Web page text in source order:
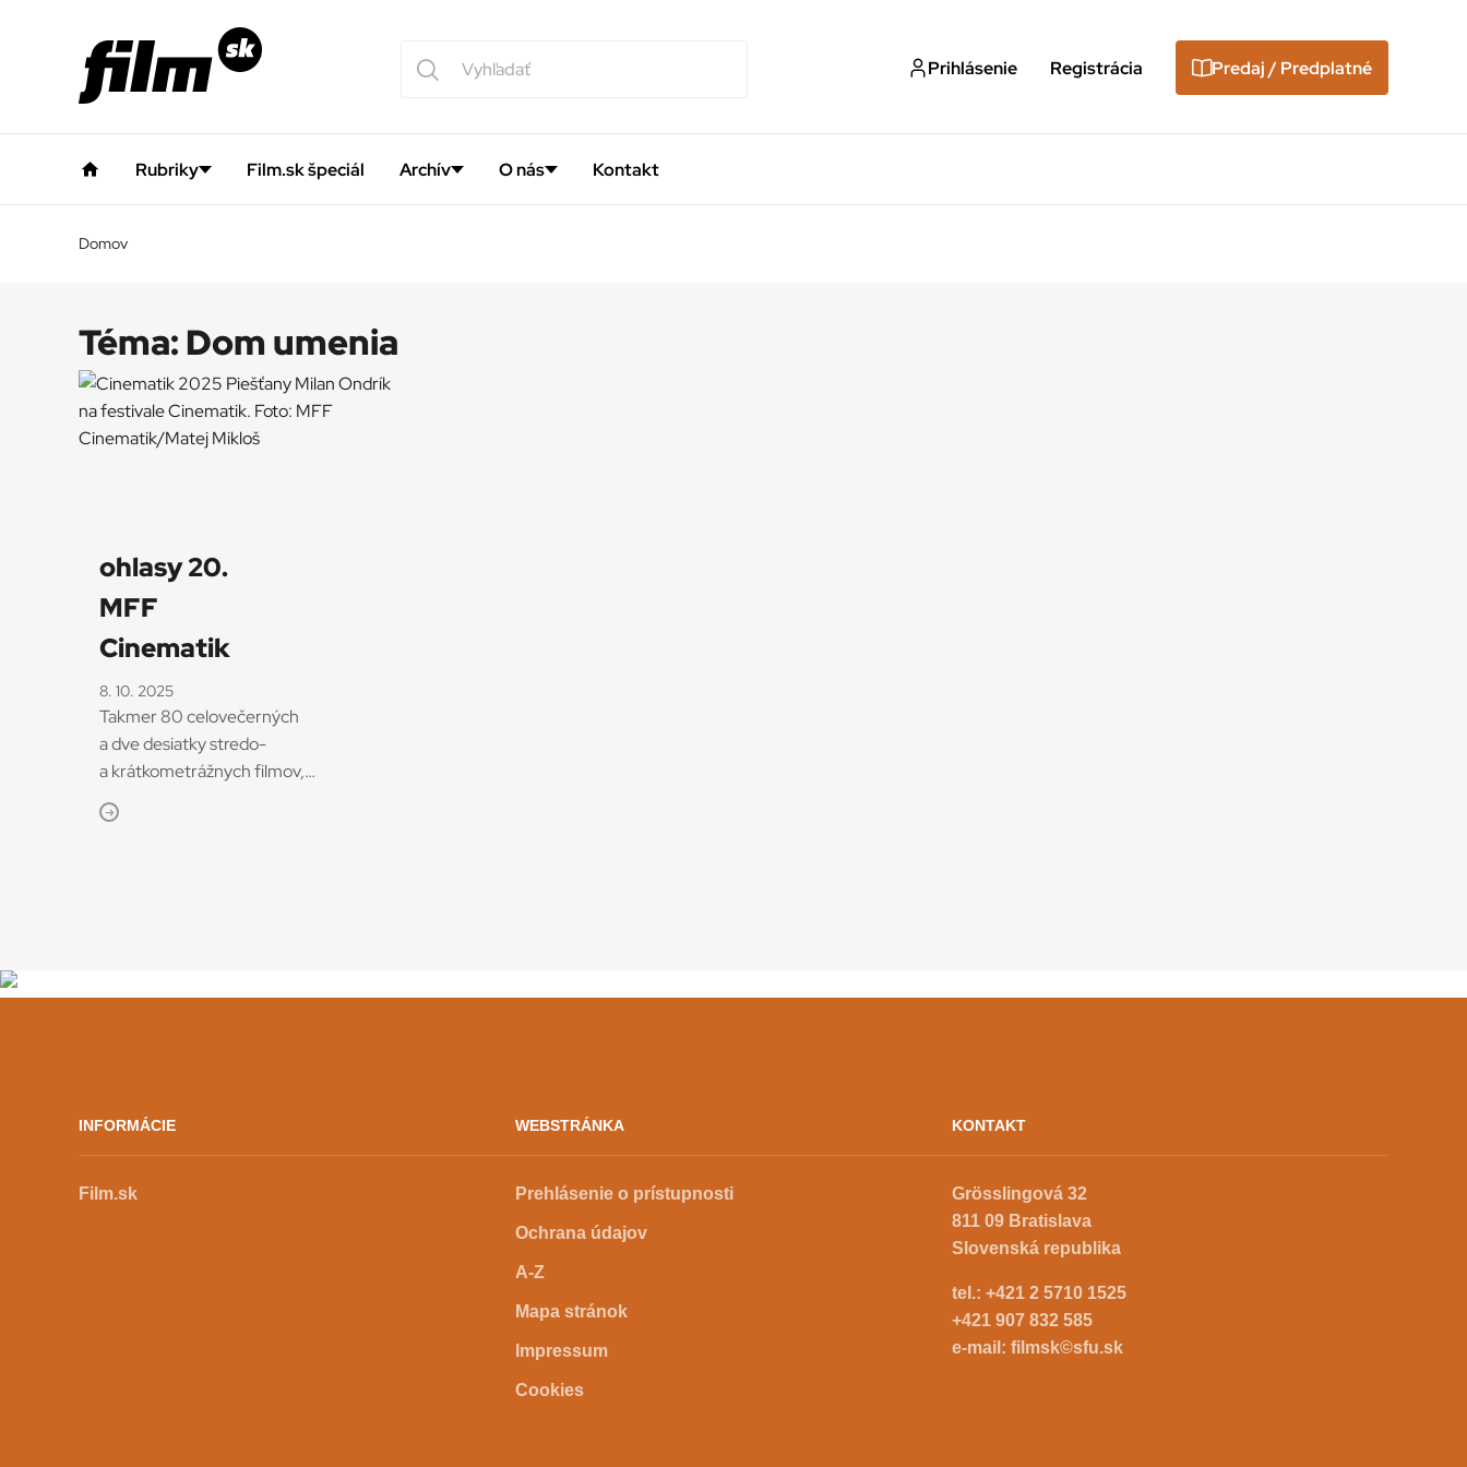
Rubriky Film.sk špeciál Archív O nás Kontakt
Prihlásenie Registrácia Predaj / Predplatné
Domov
Téma:Dom umenia
ohlasy 20.
MFF
Cinematik
8. 10. 2025
Takmer 80 celovečerných
a dve desiatky stredo-
a krátkometrážnych filmov,
stretnutia s tvorcami, diskusie aj
ďalší sprievodný program
premiéry alebo predpremiéry
viacerých očakávaných titulov.
INFORMÁCIE
Film.sk
WEBSTRÁNKA
Prehlásenie o prístupnosti
Ochrana údajov
A-Z
Mapa stránok
Impressum
Cookies
KONTAKT
Grösslingová 32
811 09 Bratislava
Slovenská republika
tel.: +421 2 5710 1525
+421 907 832 585
e-mail: filmsk©sfu.sk